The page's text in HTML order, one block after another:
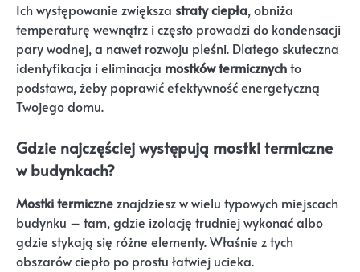
Ich występowanie zwiększa straty ciepła, obniża
temperaturę wewnątrz i często prowadzi do kondensacji
pary wodnej, a nawet rozwoju pleśni. Dlatego skuteczna
identyfikacja i eliminacja mostków termicznychto
podstawa, żeby poprawić efektywność energetyczną
Twojego domu.
Gdzie najczęściej występują mostki termiczne
w budynkach?
Mostki termiczneznajdziesz w wielu typowych miejscach
budynku – tam, gdzie izolację trudniej wykonać albo
gdzie stykają się różne elementy. Właśnie z tych
obszarów ciepło po prostu łatwiej ucieka.